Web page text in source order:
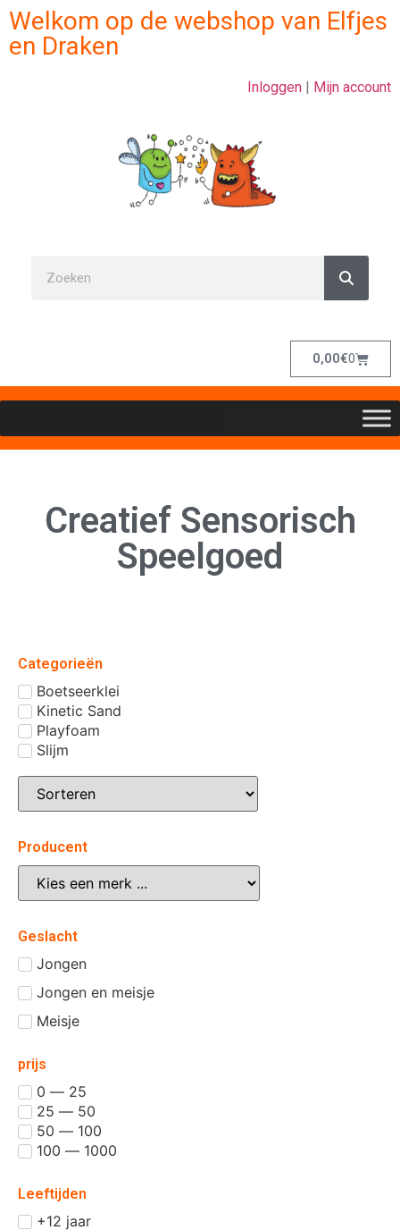
Welkom op de webshop van Elfjes
en Draken
Inloggen | Mijn account
0,00€0
Creatief Sensorisch
Speelgoed
Categorieën
Boetseerklei
Kinetic Sand
Playfoam
Slijm
Producent
Geslacht
Jongen
Jongen en meisje
Meisje
prijs
0 — 25
25 — 50
50 — 100
100 — 1000
Leeftijden
+12 jaar